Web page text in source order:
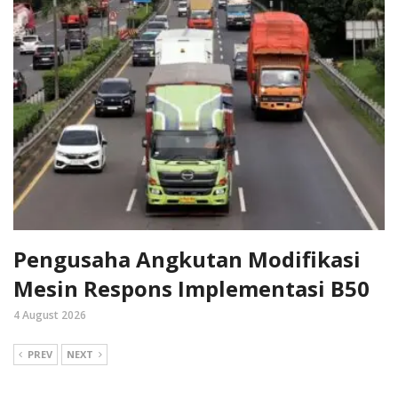
Pengusaha Angkutan Modifikasi
Mesin Respons Implementasi B50
4 August 2026
PREV NEXT